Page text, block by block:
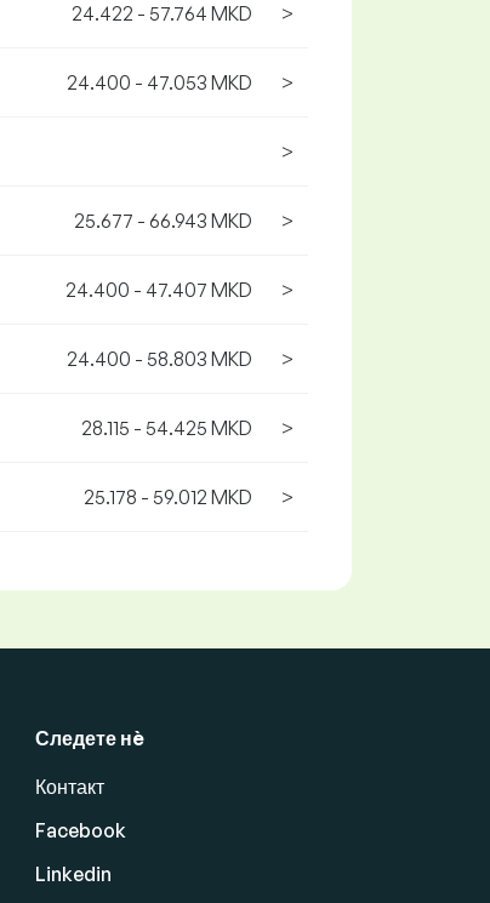
24.422 - 57.764 MKD >
24.400 - 47.053 MKD >
>
25.677 - 66.943 MKD >
24.400 - 47.407 MKD >
24.400 - 58.803 MKD >
28.115 - 54.425 MKD >
25.178 - 59.012 MKD >
Следете нè
Контакт
Facebook
Linkedin